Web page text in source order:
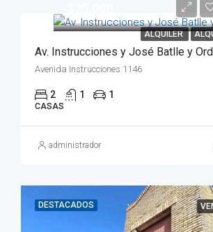
ALQUILER
Av. Instrucciones y José Batlle y
Avenida Instrucciones 1146
2 1 1
CASAS
administrador
DESTACADOS